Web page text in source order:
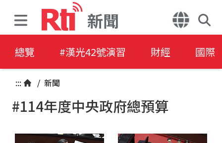
新聞
總覽 #漢光42號演習 財經 國際
::: / 新聞
#114年度中央政府總預算